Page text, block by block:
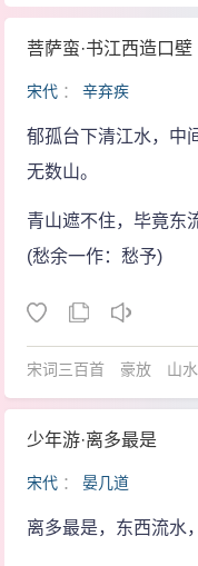
菩萨蛮·书江西造口壁
宋代 ：辛弃疾
郁孤台下清江水，中
无数山。
青山遮不住，毕竟东
(愁余一作：愁予)
宋词三百首 豪放 山水
少年游·离多最是
宋代 ：晏几道
离多最是，东西流水